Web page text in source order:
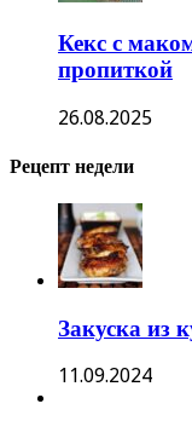
Кекс с
пропиткой
26.08.2025
Рецепт недели
Закуска из
11.09.2024